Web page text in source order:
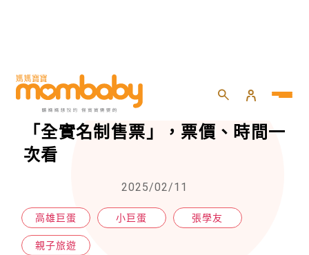
HOME 親子 親子旅遊
歌神張學友回來了！北高開唱九場
「全實名制售票」，票價、時間一
次看
2025/02/11
高雄巨蛋 小巨蛋 張學友
親子旅遊